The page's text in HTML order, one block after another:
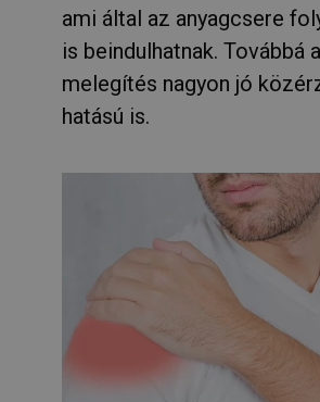
ami által az anyagcsere
is beindulhatnak. Továbbá a
melegítés nagyon jó
hatású is.